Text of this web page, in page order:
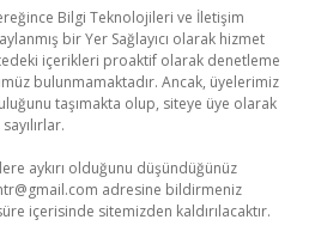
Bilgi Teknolojileri ve İletişim
bir Yer Sağlayıcı olarak hizmet
içerikleri proaktif olarak denetleme
bulunmamaktadır. Ancak, üyelerimiz
taşımakta olup, siteye üye olarak
aykırı olduğunu düşündüğünüz
adresine bildirmeniz
içerisinde sitemizden kaldırılacaktır.